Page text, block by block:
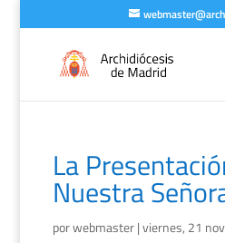
La
Nuestra
porwebmaster|viernes, 21